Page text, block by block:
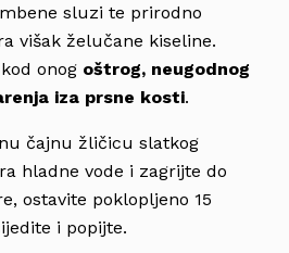
sluzi te prirodno
višak želučane kiseline.
onog oštrog, neugodnog
iza prsne kosti.
čajnu žličicu slatkog
hladne vode i zagrijte do
ostavite poklopljeno 15
i popijte.